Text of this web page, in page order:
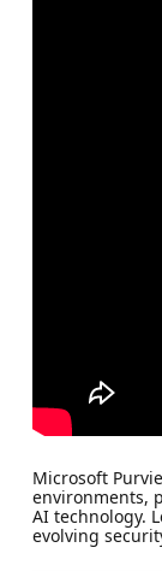
Microsoft
environments,
AI technology.
evolving